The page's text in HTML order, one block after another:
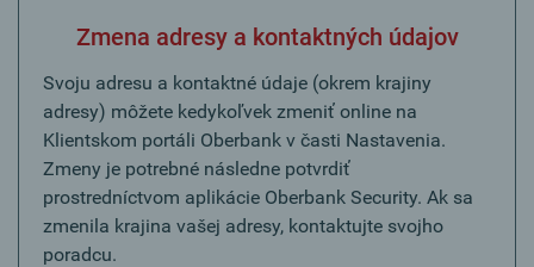
Zmena adresy a kontaktných údajov
Svoju adresu a kontaktné údaje (okrem krajiny
adresy) môžete kedykoľvek zmeniť online na
Klientskom portáli Oberbank v časti Nastavenia.
Zmeny je potrebné následne potvrdiť
prostredníctvom aplikácie Oberbank Security. Ak sa
zmenila krajina vašej adresy, kontaktujte svojho
poradcu.